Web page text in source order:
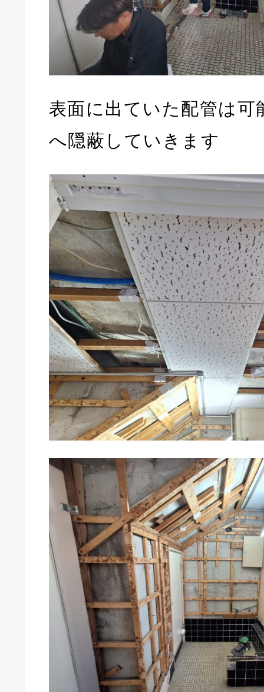
表面に出ていた配管は可
へ隠蔽していきます